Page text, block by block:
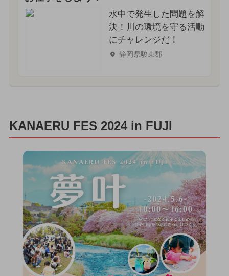
水中で発生した問題を解
決！川の環境を守る活動
にチャレンジだ！
静岡県駿東郡
KANAERU FES 2024 in FUJI